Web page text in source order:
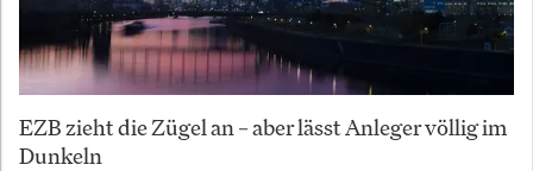
EZB zieht die Zügel an – aber lässt Anleger völlig im
Dunkeln